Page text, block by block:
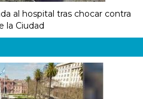
al hospital tras chocar contra
la Ciudad